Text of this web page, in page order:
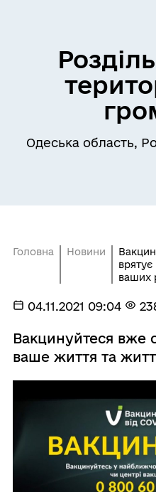
Одеська область,
Головна Новини
ваших
04.11.2021 09:04
Вакцинуйтеся вже
ваше життя та